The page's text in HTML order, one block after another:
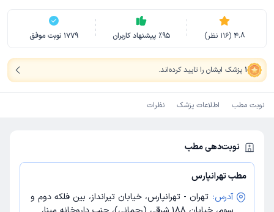
4.8
(
116 نظر) ٪95 پیشنهاد کاربران 1779 نوبت موفق
1 پزشک ایشان را تایید کرده‌اند.
نوبت مطب اطلاعات پزشک نظرات
نوبت‌دهی مطب
مطب تهرانپارس
آدرس: تهران - تهرانپارس، خیابان تیرانداز، بین فلکه دوم و